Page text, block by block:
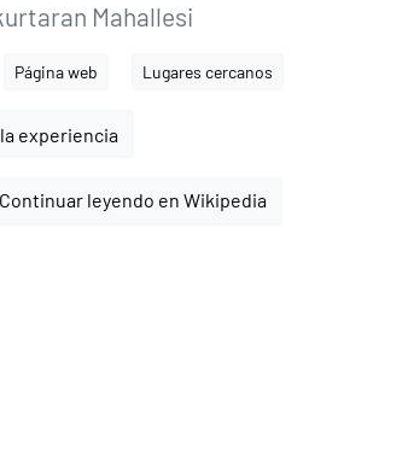
Mahallesi
Página web Lugares cercanos
experiencia
Continuar leyendo en Wikipedia